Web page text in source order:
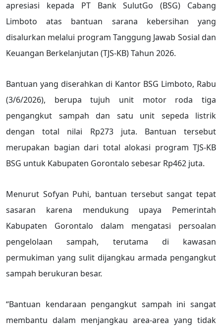
apresiasi kepada PT Bank SulutGo (BSG) Cabang
Limboto atas bantuan sarana kebersihan yang
disalurkan melalui program Tanggung Jawab Sosial dan
Keuangan Berkelanjutan (TJS-KB) Tahun 2026.
Bantuan yang diserahkan di Kantor BSG Limboto, Rabu
(3/6/2026), berupa tujuh unit motor roda tiga
pengangkut sampah dan satu unit sepeda listrik
dengan total nilai Rp273 juta. Bantuan tersebut
merupakan bagian dari total alokasi program TJS-KB
BSG untuk Kabupaten Gorontalo sebesar Rp462 juta.
Menurut Sofyan Puhi, bantuan tersebut sangat tepat
sasaran karena mendukung upaya Pemerintah
Kabupaten Gorontalo dalam mengatasi persoalan
pengelolaan sampah, terutama di kawasan
permukiman yang sulit dijangkau armada pengangkut
sampah berukuran besar.
“Bantuan kendaraan pengangkut sampah ini sangat
membantu dalam menjangkau area-area yang tidak